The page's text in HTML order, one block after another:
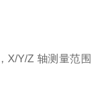
，X/Y/Z 轴测量范围